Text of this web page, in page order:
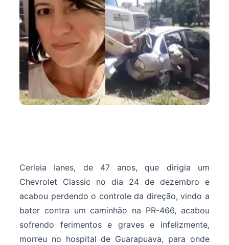
Cerleia Ianes, de 47 anos, que dirigia um
Chevrolet Classic no dia 24 de dezembro e
acabou perdendo o controle da direção, vindo a
bater contra um caminhão na PR-466, acabou
sofrendo ferimentos e graves e infelizmente,
morreu no hospital de Guarapuava, para onde